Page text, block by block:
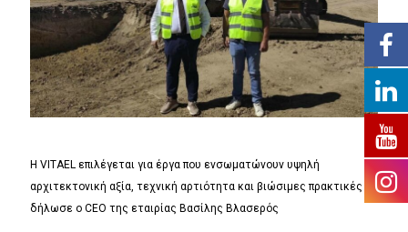
Η VITAEL επιλέγεται για έργα που ενσωματώνουν υψηλή
αρχιτεκτονική αξία, τεχνική αρτιότητα και βιώσιμες πρακτικές
δήλωσε ο CEO της εταιρίας Βασίλης Βλασερός